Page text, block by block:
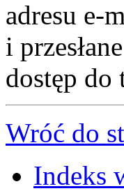
adresu e-
i
dostęp do
Wróć do
Indeks